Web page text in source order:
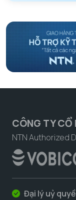
CÔNG TY CỔ
NTN Authorized
Đại lý uỷ